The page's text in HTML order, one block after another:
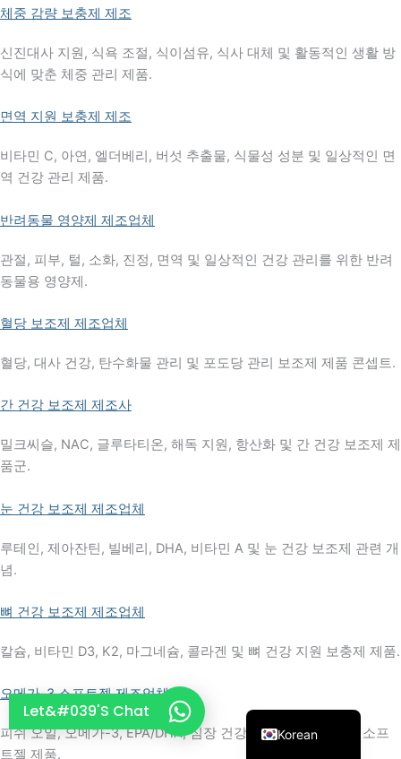
체중 감량 보충제 제조
신진대사 지원, 식욕 조절, 식이섬유, 식사 대체 및 활동적인 생활 방
식에 맞춘 체중 관리 제품.
면역 지원 보충제 제조
비타민 C, 아연, 엘더베리, 버섯 추출물, 식물성 성분 및 일상적인 면
역 건강 관리 제품.
반려동물 영양제 제조업체
관절, 피부, 털, 소화, 진정, 면역 및 일상적인 건강 관리를 위한 반려
동물용 영양제.
혈당 보조제 제조업체
혈당, 대사 건강, 탄수화물 관리 및 포도당 관리 보조제 제품 콘셉트.
간 건강 보조제 제조사
밀크씨슬, NAC, 글루타티온, 해독 지원, 항산화 및 간 건강 보조제 제
품군.
눈 건강 보조제 제조업체
루테인, 제아잔틴, 빌베리, DHA, 비타민 A 및 눈 건강 보조제 관련 개
념.
뼈 건강 보조제 제조업체
칼슘, 비타민 D3, K2, 마그네슘, 콜라겐 및 뼈 건강 지원 보충제 제품.
오메가-3 소프트젤 제조업체
피쉬 오일, 오메가-3, EPA/DHA, 심장 건강, 산전 및 뇌 건강용 소프
트젤 제품.
Let&#039's Chat
Korean
Japanese
Turkish
Arabic